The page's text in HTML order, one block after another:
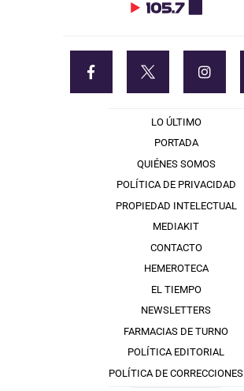
LO ÚLTIMO
PORTADA
QUIÉNES SOMOS
POLÍTICA DE PRIVACIDAD
PROPIEDAD INTELECTUAL
MEDIAKIT
CONTACTO
HEMEROTECA
EL TIEMPO
NEWSLETTERS
FARMACIAS DE TURNO
POLÍTICA EDITORIAL
POLÍTICA DE CORRECCIONES